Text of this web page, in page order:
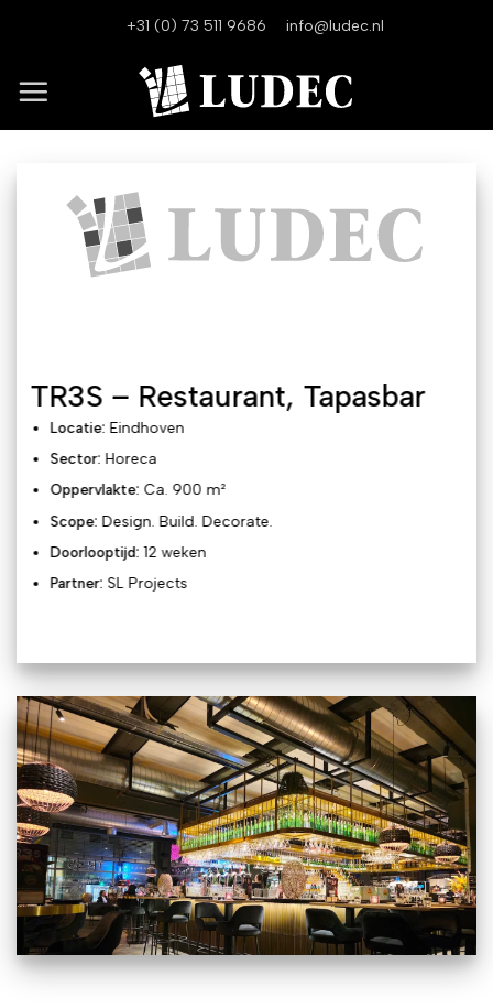
+31 (0) 73 511 9686 info@ludec.nl
TR3S – Restaurant, Tapasbar
Locatie: Eindhoven
Sector: Horeca
Oppervlakte: Ca. 900 m²
Scope: Design. Build. Decorate.
Doorlooptijd: 12 weken
Partner: SL Projects